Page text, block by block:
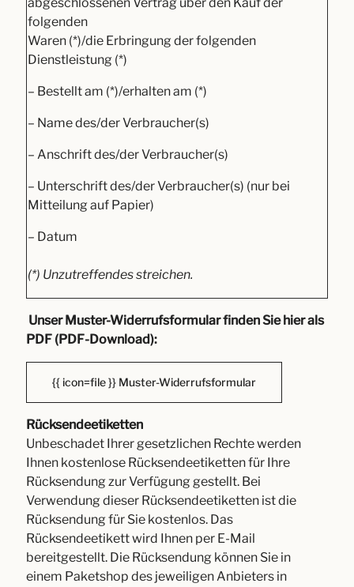
folgenden
Waren (*)/die Erbringung der folgenden
Dienstleistung (*)
– Bestellt am (*)/erhalten am (*)
– Name des/der Verbraucher(s)
– Anschrift des/der Verbraucher(s)
– Unterschrift des/der Verbraucher(s) (nur bei
Mitteilung auf Papier)
– Datum
(*) Unzutreffendes streichen.
Unser Muster-Widerrufsformular finden Sie hier als
PDF (PDF-Download):
{{ icon=file }} Muster-Widerrufsformular
Rücksendeetiketten
Unbeschadet Ihrer gesetzlichen Rechte werden
Ihnen kostenlose Rücksendeetiketten für Ihre
Rücksendung zur Verfügung gestellt. Bei
Verwendung dieser Rücksendeetiketten ist die
Rücksendung für Sie kostenlos. Das
Rücksendeetikett wird Ihnen per E-Mail
bereitgestellt. Die Rücksendung können Sie in
einem Paketshop des jeweiligen Anbieters in